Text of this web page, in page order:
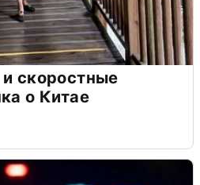
скоростные
о Китае